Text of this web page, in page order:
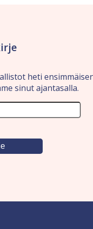
heti
sinut ajantasalla.